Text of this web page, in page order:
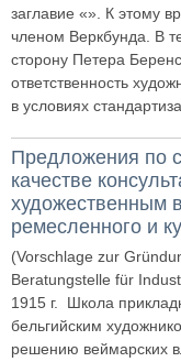
заглавие «». К этому
членом Веркбунда. В
сторону Петера
ответственность
в условиях
Предложения по
качестве
художественным
ремесленного и
(Vorschlage zur
Beratungstelle für
1915 г. Школа
бельгийским
решению веймарских